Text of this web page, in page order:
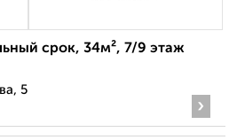
срок, 34м², 7/9 этаж
5
›